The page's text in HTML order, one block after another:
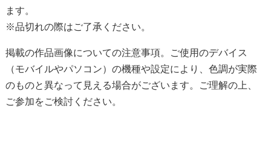
ます。
※品切れの際はご了承ください。
掲載の作品画像についての注意事項。ご使用のデバイス
（モバイルやパソコン）の機種や設定により、色調が実際
のものと異なって見える場合がございます。ご理解の上、
ご参加をご検討ください。